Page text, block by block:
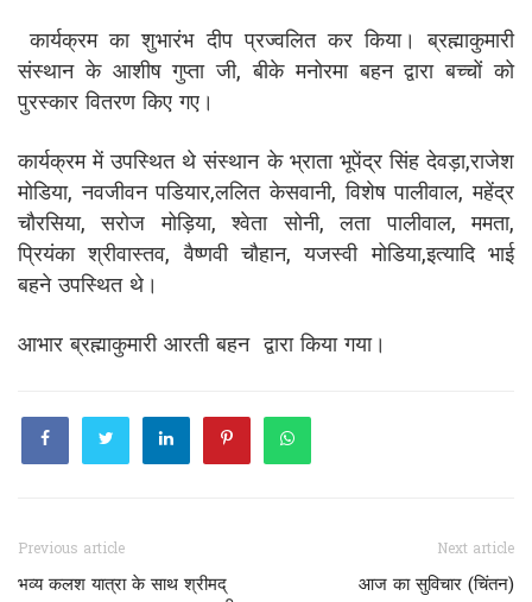
कार्यक्रम का शुभारंभ दीप प्रज्वलित कर किया। ब्रह्माकुमारी
संस्थान के आशीष गुप्ता जी, बीके मनोरमा बहन द्वारा बच्चों को
पुरस्कार वितरण किए गए।
कार्यक्रम में उपस्थित थे संस्थान के भ्राता भूपेंद्र सिंह देवड़ा,राजेश
मोडिया, नवजीवन पडियार,ललित केसवानी, विशेष पालीवाल, महेंद्र
चौरसिया, सरोज मोड़िया, श्वेता सोनी, लता पालीवाल, ममता,
प्रियंका श्रीवास्तव, वैष्णवी चौहान, यजस्वी मोडिया,इत्यादि भाई
बहने उपस्थित थे।
आभार ब्रह्माकुमारी आरती बहन द्वारा किया गया।
Previous article
भव्य कलश यात्रा के साथ श्रीमद्
Next article
आज का सुविचार (चिंतन)